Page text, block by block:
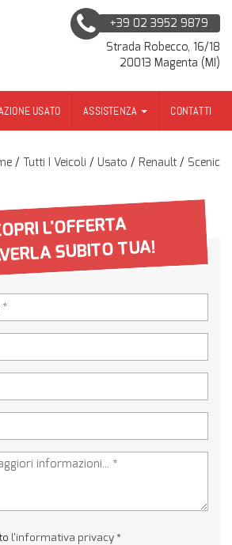
+39 02 3952 9879
Strada Robecco, 16/18
20013 Magenta (MI)
USATO ASSISTENZA CONTATTI
/ Tutti I Veicoli / Usato / Renault / Scenic
L'OFFERTA
SUBITO TUA!
l'informativa privacy*